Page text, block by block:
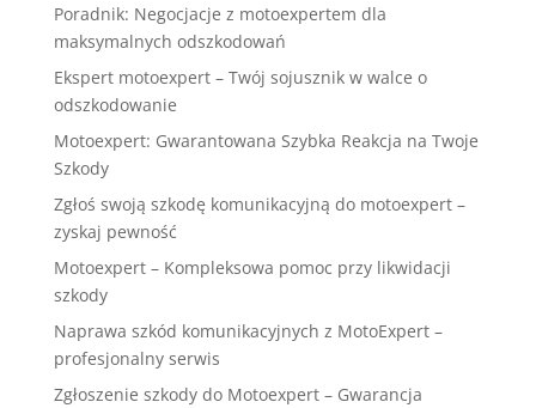
Poradnik: Negocjacje z motoexpertem dla
maksymalnych odszkodowań
Ekspert motoexpert – Twój sojusznik w walce o
odszkodowanie
Motoexpert: Gwarantowana Szybka Reakcja na Twoje
Szkody
Zgłoś swoją szkodę komunikacyjną do motoexpert –
zyskaj pewność
Motoexpert – Kompleksowa pomoc przy likwidacji
szkody
Naprawa szkód komunikacyjnych z MotoExpert –
profesjonalny serwis
Zgłoszenie szkody do Motoexpert – Gwarancja